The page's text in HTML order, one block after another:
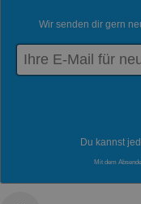
Wir senden dir gern
Du kannst
Mit dem